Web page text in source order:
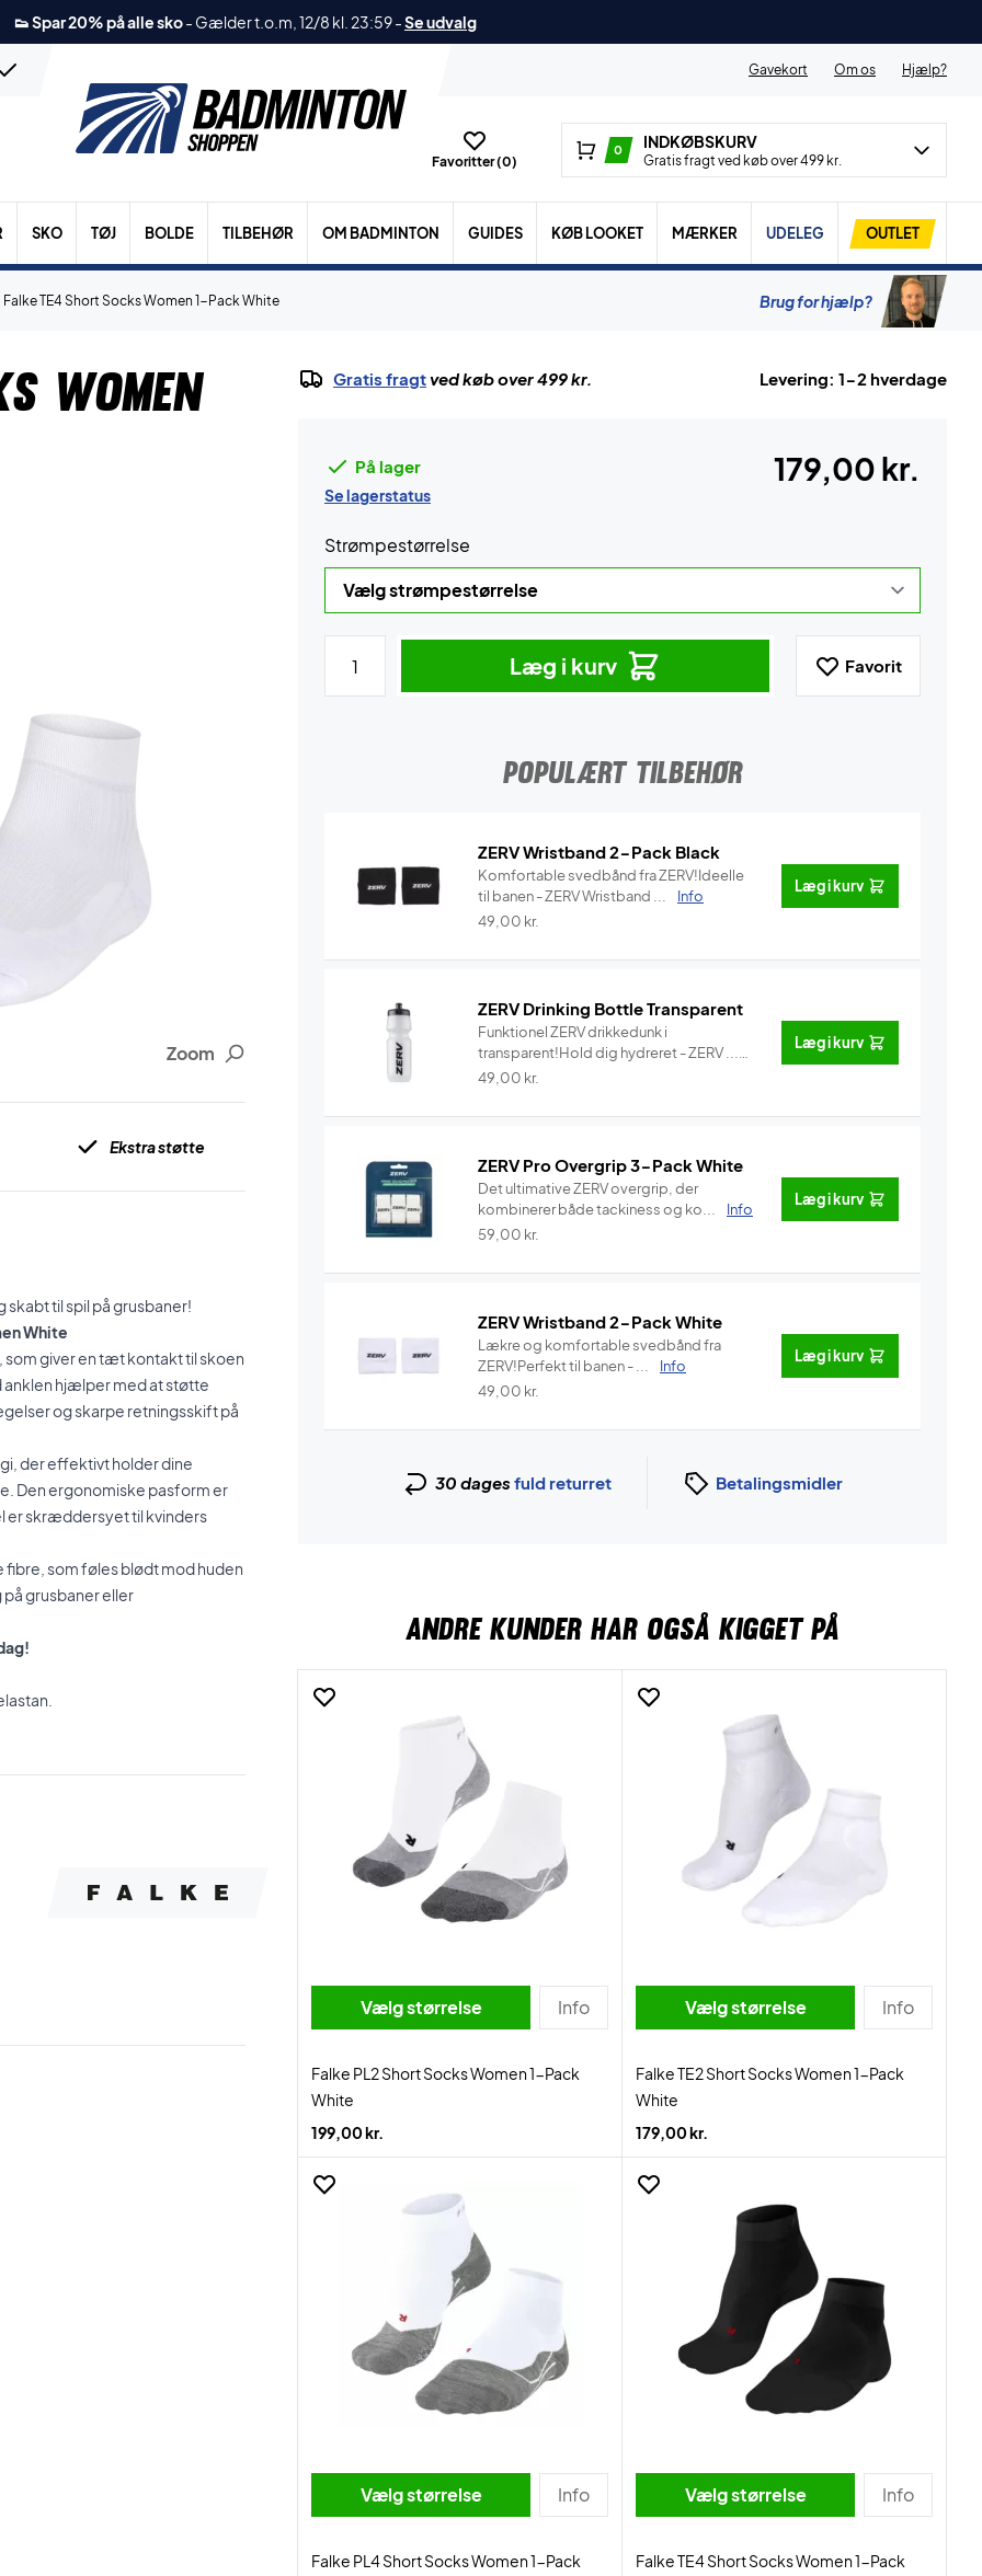
👟 Spar 20% på alle sko- Gælder t.o.m, 12/8 kl. 23:59-Se udvalg
Gavekort Om os Hjælp?
Favoritter (0)
0 INDKØBSKURV
Gratis fragt ved køb over 499 kr.
SKO TØJ BOLDE TILBEHØR OM BADMINTON GUIDES KØB LOOKET MÆRKER UDELEG OUTLET
Falke TE4 Short Socks Women 1-Pack White Brug for hjælp?
Women
Zoom
Ekstra støtte
skabt til spil på grusbaner!
White
giver en tæt kontakt til skoen
anklen hjælper med at støtte
og skarpe retningsskift på
der effektivt holder dine
Den ergonomiske pasform er
er skræddersyet til kvinders
som føles blødt mod huden
grusbaner eller
Gratis fragtved køb over 499 kr. Levering: 1-2 hverdage
På lager
Se lagerstatus
179,00 kr.
Strømpestørrelse
Læg i kurv Favorit
POPULÆRT TILBEHØR
ZERV Wristband 2-Pack Black
Komfortable svedbånd fra ZERV!Ideelle
til banen - ZERV Wristband ...
Info
49,00 kr.
Læg i kurv
ZERV Drinking Bottle Transparent
Funktionel ZERV drikkedunk i
transparent!Hold dig hydreret - ZERV ...
Info
49,00 kr.
Læg i kurv
ZERV Pro Overgrip 3-Pack White
Det ultimative ZERV overgrip, der
kombinerer både tackiness og ko...
Info
59,00 kr.
Læg i kurv
ZERV Wristband 2-Pack White
Lækre og komfortable svedbånd fra
ZERV!Perfekt til banen - ...
Info
49,00 kr.
Læg i kurv
30 dages fuld returret Betalingsmidler
ANDRE KUNDER HAR OGSÅ KIGGET PÅ
Vælg størrelse Info
Falke PL2 Short Socks Women 1-Pack
White
199,00 kr.
Vælg størrelse Info
Falke TE2 Short Socks Women 1-Pack
White
179,00 kr.
Vælg størrelse Info
Falke PL4 Short Socks Women 1-Pack
Vælg størrelse Info
Falke TE4 Short Socks Women 1-Pack